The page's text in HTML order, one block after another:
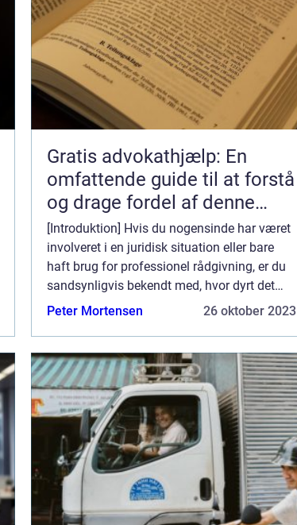
Gratis advokathjælp: En
omfattende guide til at forstå
og drage fordel af denne
tjeneste
[Introduktion] Hvis du nogensinde har været
involveret i en juridisk situation eller bare
haft brug for professionel rådgivning, er du
sandsynligvis bekendt med, hvor dyrt det
kan være at hyre en advokat. Men vidste du,
Peter Mortensen 26 oktober 2023